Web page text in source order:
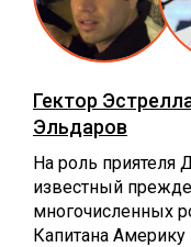
Гектор
Эльдаров
На роль приятеля
известный
многочисленных
Капитана